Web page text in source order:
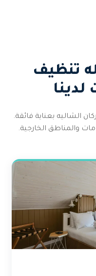
تنظيف
لدينا
الشاليه بعناية فائقة.
والمناطق الخارجية.